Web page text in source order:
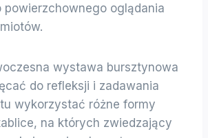
powierzchownego oglądania
wystawa bursztynowa
do refleksji i zadawania
wykorzystać różne formy
na których zwiedzający